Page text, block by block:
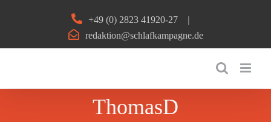
+49 (0) 2823 41920-27
|
redaktion@schlafkampagne.de
ThomasD